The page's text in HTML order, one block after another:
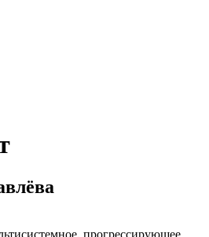
прогрессирующее